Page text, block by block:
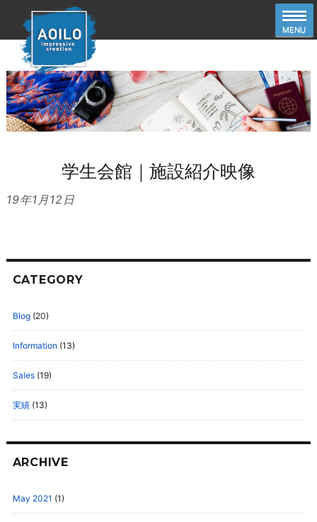
学生会館｜施設紹介映像
19年1月12日
CATEGORY
Blog(20)
Information (13)
Sales(19)
実績(13)
ARCHIVE
May 2021 (1)